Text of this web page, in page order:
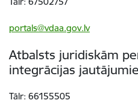
portals@vdaa.gov.lv
Atbalsts juridiskām
integrācijas
Tālr: 66155505